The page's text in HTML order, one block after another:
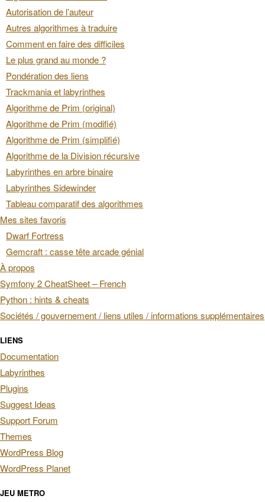
Autorisation de l’auteur
Autres algorithmes à traduire
Comment en faire des difficiles
Le plus grand au monde ?
Pondération des liens
Trackmania et labyrinthes
Algorithme de Prim (original)
Algorithme de Prim (modifié)
Algorithme de Prim (simplifié)
Algorithme de la Division récursive
Labyrinthes en arbre binaire
Labyrinthes Sidewinder
Tableau comparatif des algorithmes
Mes sites favoris
Dwarf Fortress
Gemcraft : casse tête arcade génial
À propos
Symfony 2 CheatSheet – French
Python : hints & cheats
Sociétés / gouvernement / liens utiles / informations supplémentaires
LIENS
Documentation
Labyrinthes
Plugins
Suggest Ideas
Support Forum
Themes
WordPress Blog
WordPress Planet
JEU METRO